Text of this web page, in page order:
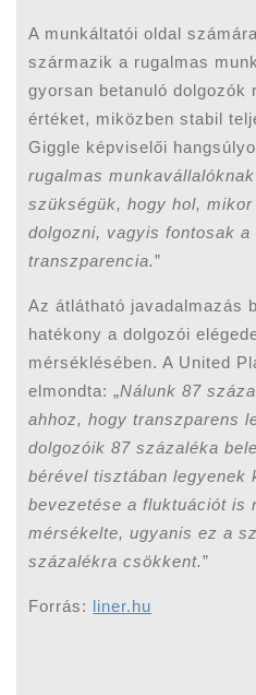
A munkáltatói oldal
származik a rugalmas
gyorsan betanuló dolgozók
értéket, miközben stabil
Giggle képviselői
rugalmas
szükségük, hogy hol,
dolgozni, vagyis fontosak
transzparencia.”
Az átlátható javadalmazás
hatékony a dolgozói
mérséklésében. A United
elmondta: „Nálunk 87
ahhoz, hogy transzparens
dolgozóik 87 százaléka
bérével tisztában legyenek
bevezetése a fluktuációt is
mérsékelte, ugyanis ez a
százalékra csökkent.”
Forrás: liner.hu